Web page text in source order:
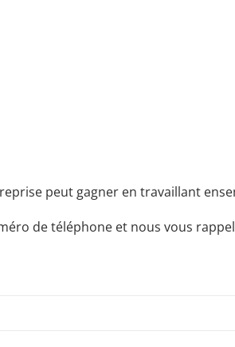
peut gagner en travaillant
de téléphone et nous vous